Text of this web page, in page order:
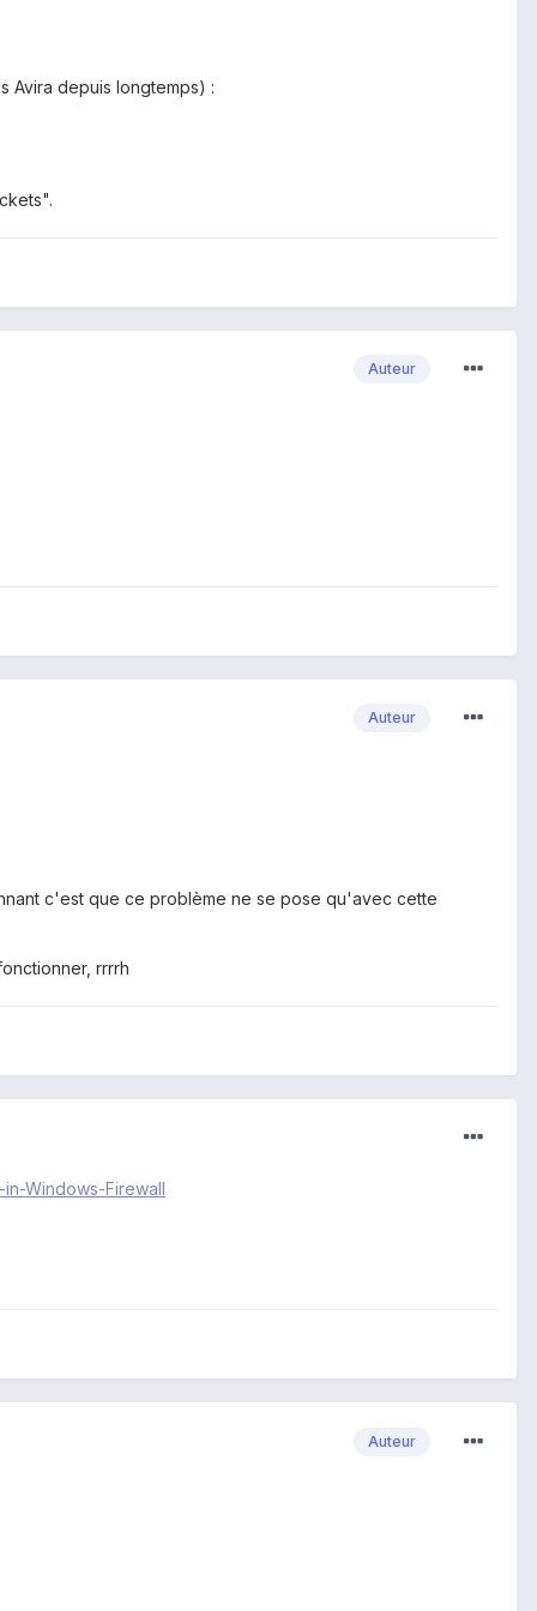
Avira depuis longtemps) :
Auteur
Auteur
c'est que ce problème ne se pose qu'avec cette
rrrrh
Windows-Firewall
Auteur